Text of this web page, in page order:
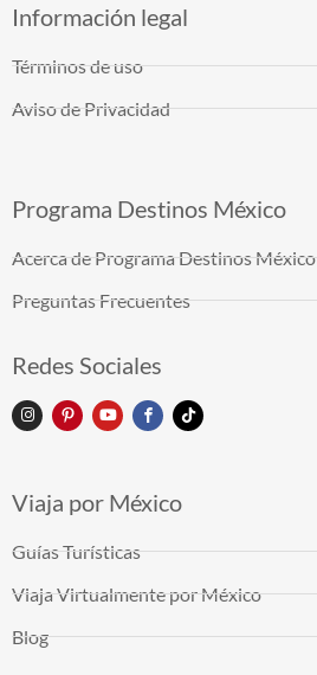
Información legal
Términos de uso
Aviso de Privacidad
Programa Destinos México
Acerca de Programa Destinos México
Preguntas Frecuentes
Redes Sociales
Viaja por México
Guías Turísticas
Viaja Virtualmente por México
Blog